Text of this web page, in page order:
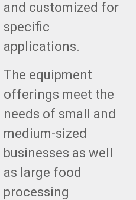
and customized for
specific
applications.
The equipment
offerings meet the
needs of small and
medium-sized
businesses as well
as large food
processing